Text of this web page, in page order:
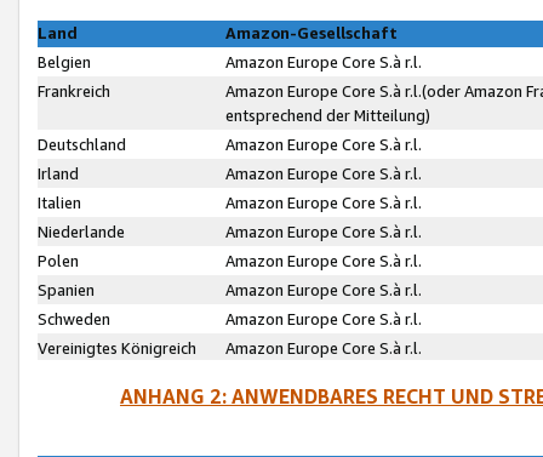
Land
Amazon-Gesellschaft
Belgien
Amazon Europe Core S.à r.l.
Frankreich
Amazon Europe Core S.à r.l.(oder Amazon
entsprechend der Mitteilung)
Deutschland
Amazon Europe Core S.à r.l.
Irland
Amazon Europe Core S.à r.l.
Italien
Amazon Europe Core S.à r.l.
Niederlande
Amazon Europe Core S.à r.l.
Polen
Amazon Europe Core S.à r.l.
Spanien
Amazon Europe Core S.à r.l.
Schweden
Amazon Europe Core S.à r.l.
Vereinigtes Königreich
Amazon Europe Core S.à r.l.
ANHANG 2: ANWENDBARES RECHT UND